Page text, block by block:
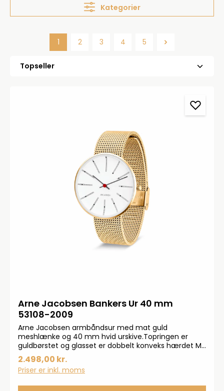
Kategorier
Side
1 Side
2 Side
3 Side
4 Side
5
Arne Jacobsen Bankers Ur 40 mm
53108-2009
Arne Jacobsen armbåndsur med mat guld
meshlænke og 40 mm hvid urskive.Topringen er
guldbørstet og glasset er dobbelt konveks hærdet M2
glas.
2.498,00 kr.
Priser er inkl. moms